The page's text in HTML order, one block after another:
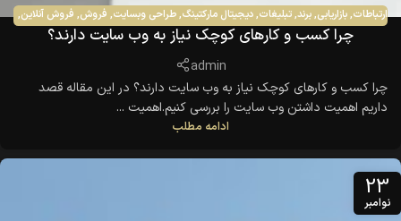
ارتباطات,بازاریابی,برند,تبلیغات,دیجیتال مارکتینگ,طراحی وبسایت, فروش, فروش آنلاین,
فروش و بازاریابی,مدیریت ارتباط با مشتری,مدیریت کسب و کار
چرا کسب و کارهای کوچک نیاز به وب سایت دارند؟
admin
چرا کسب و کارهای کوچک نیاز به وب سایت دارند؟ در این مقاله قصد
داریم اهمیت داشتن وب سایت را بررسی کنیم.اهمیت ...
ادامه مطلب
23
نوامبر